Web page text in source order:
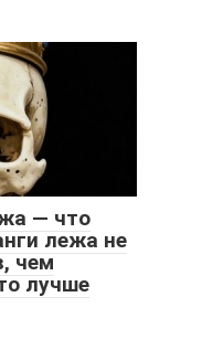
— что
лежа не
чем
лучше